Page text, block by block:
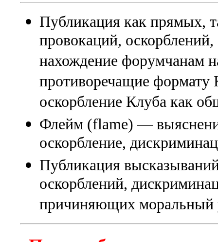
Публикация как прямых,
провокаций,
нахождение форумчанам
противоречащие формату
оскорбление Клуба как
Флейм (flame) —
оскорбление,
Публикация
оскорблений,
причиняющих моральный